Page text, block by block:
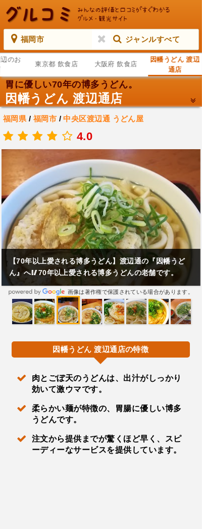
福岡市 ジャンルすべて
のお
東京都 飲食店 大阪府 飲食店
因幡うどん 渡辺
通店
胃に優しい70年の博多うどん。
因幡うどん 渡辺通店
福岡県 / 福岡市 /中央区渡辺通 うどん屋
4.0
【70年以上愛される博多うどん】渡辺通の『因幡うど
ん』へ🥢70年以上愛される博多うどんの老舗です。
画像は著作権で保護されている場合があります。
因幡うどん 渡辺通店の特徴
肉とごぼ天のうどんは、出汁がしっかり
効いて激ウマです。
柔らかい麺が特徴の、胃腸に優しい博多
うどんです。
注文から提供までが驚くほど早く、スピ
ーディーなサービスを提供しています。